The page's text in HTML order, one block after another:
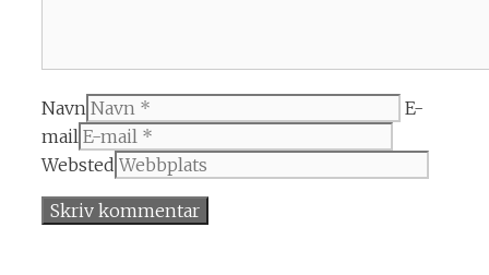
Navn
E-
mail
Websted